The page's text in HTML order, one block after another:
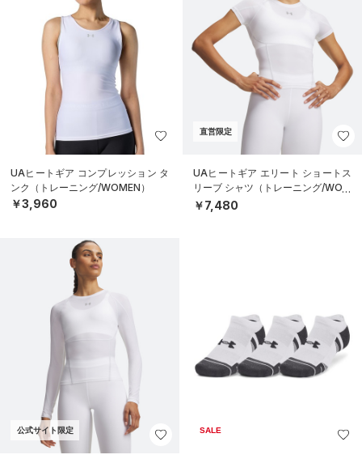
UAヒートギア コンプレッション タ
ンク（トレーニング/WOMEN）
￥3,960
直営限定
UAヒートギア エリート ショートス
リーブ シャツ（トレーニング/WOM
EN）
￥7,480
公式サイト限定 SALE